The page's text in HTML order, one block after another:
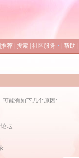
推荐 搜索 社区服务 帮助
可能有如下几个原因:
坛